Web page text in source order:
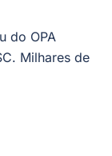
do OPA
Milhares de